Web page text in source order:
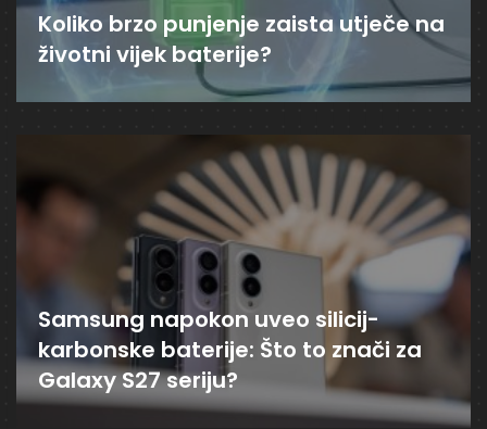
Koliko brzo punjenje zaista utječe na
životni vijek baterije?
Samsung napokon uveo silicij-
karbonske baterije: Što to znači za
Galaxy S27 seriju?